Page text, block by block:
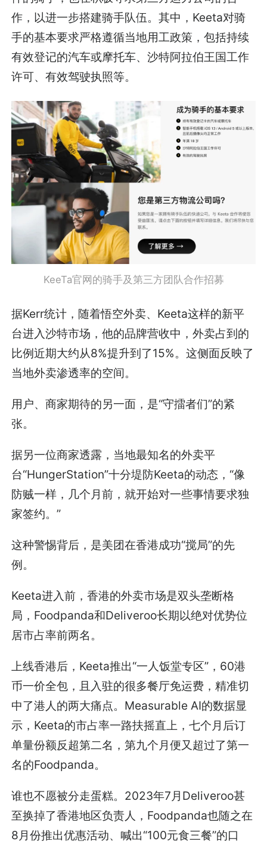
作，以进一步搭建骑手队伍。其中，Keeta对骑
手的基本要求严格遵循当地用工政策，包括持续
有效登记的汽车或摩托车、沙特阿拉伯王国工作
许可、有效驾驶执照等。
KeeTa官网的骑手及第三方团队合作招募
据Kerr统计，随着悟空外卖、Keeta这样的新平
台进入沙特市场，他的品牌营收中，外卖占到的
比例近期大约从8%提升到了15%。这侧面反映了
当地外卖渗透率的空间。
用户、商家期待的另一面，是“守擂者们”的紧
张。
据另一位商家透露，当地最知名的外卖平
台“HungerStation”十分堤防Keeta的动态，“像
防贼一样，几个月前，就开始对一些事情要求独
家签约。”
这种警惕背后，是美团在香港成功“搅局”的先
例。
Keeta进入前，香港的外卖市场是双头垄断格
局，Foodpanda和Deliveroo长期以绝对优势位
居市占率前两名。
上线香港后，Keeta推出“一人饭堂专区”，60港
币一价全包，且入驻的很多餐厅免运费，精准切
中了港人的两大痛点。Measurable AI的数据显
示，Keeta的市占率一路扶摇直上，七个月后订
单量份额反超第二名，第九个月便又超过了第一
名的Foodpanda。
谁也不愿被分走蛋糕。2023年7月Deliveroo甚
至换掉了香港地区负责人，Foodpanda也随之在
8月份推出优惠活动、喊出“100元食三餐”的口